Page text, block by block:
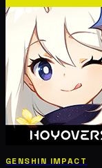
GENSHIN IMPACT